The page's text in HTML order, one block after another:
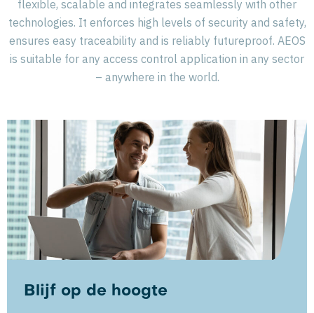
flexible, scalable and integrates seamlessly with other
technologies. It enforces high levels of security and safety,
ensures easy traceability and is reliably futureproof. AEOS
is suitable for any access control application in any sector
– anywhere in the world.
Blijf op de hoogte